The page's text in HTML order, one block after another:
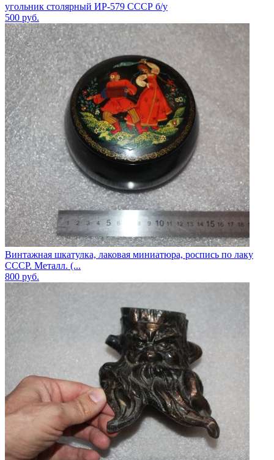
угольник столярный ИР-579 СССР б/у
500 руб.
Винтажная шкатулка, лаковая миниатюра, роспись по лаку
СССР. Металл. (...
800 руб.